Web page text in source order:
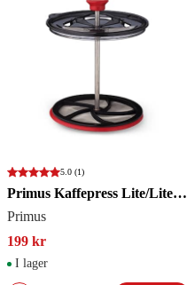
5.0 (1)
Primus Kaffepress Lite/Lite Plus
Primus
199 kr
I lager